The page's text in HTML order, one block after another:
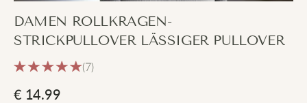
DAMEN ROLLKRAGEN-
STRICKPULLOVER LÄSSIGER PULLOVER
(7)
€ 14.99